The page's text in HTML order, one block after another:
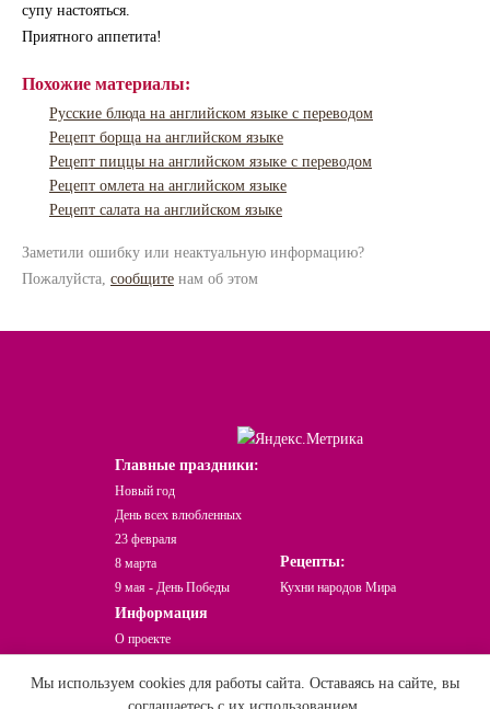
супу настояться.
Приятного аппетита!
Похожие материалы:
Русские блюда на английском языке с переводом
Рецепт борща на английском языке
Рецепт пиццы на английском языке с переводом
Рецепт омлета на английском языке
Рецепт салата на английском языке
Заметили ошибку или неактуальную информацию?
Пожалуйста, сообщите нам об этом
Мы используем cookies для работы сайта. Оставаясь на сайте, вы
Главные праздники:
Новый год
День всех влюбленных
23 февраля
8 марта
9 мая - День Победы
Рецепты:
Кухни народов Мира
Информация
О проекте
Праздники Онлайн © При использовании